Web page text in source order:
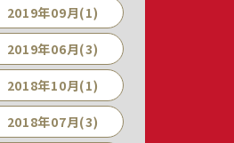
2019年09月(1)
2019年06月(3)
2018年10月(1)
2018年07月(3)